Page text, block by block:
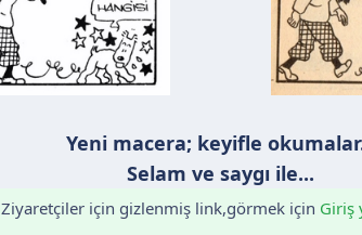
Yeni macera; keyifle
Selam ve saygı ile...
Ziyaretçiler için gizlenmiş link,görmek için Giriş